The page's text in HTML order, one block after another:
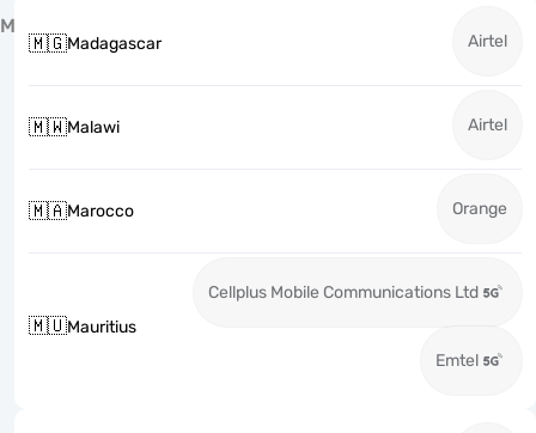
M
🇲🇬Madagascar Airtel
🇲🇼Malawi Airtel
🇲🇦Marocco Orange
🇲🇺Mauritius
Cellplus Mobile Communications Ltd
Emtel